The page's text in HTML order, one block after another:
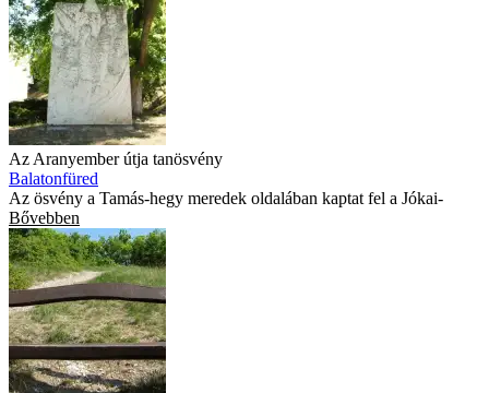
Az Aranyember útja tanösvény
Balatonfüred
Az ösvény a Tamás-hegy meredek oldalában kaptat fel a Jókai-
Bővebben